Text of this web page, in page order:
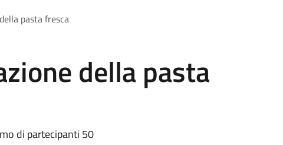
pasta fresca
della pasta
di partecipanti 50